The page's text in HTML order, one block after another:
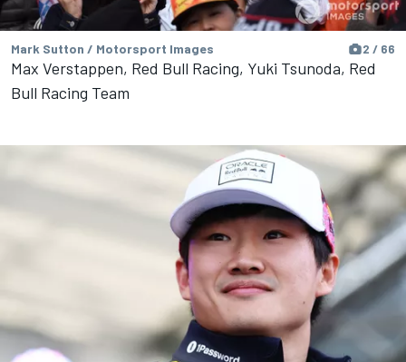
Mark Sutton / Motorsport Images 2 / 66
Max Verstappen, Red Bull Racing, Yuki Tsunoda, Red
Bull Racing Team